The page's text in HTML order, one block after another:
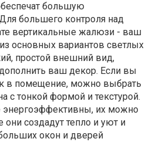
большую
большего контроля над
вертикальные жалюзи - ваш
основных вариантов светлых
простой внешний вид,
ваш декор. Если вы
в помещение, можно выбрать
с тонкой формой и текстурой.
их можно
они создадут тепло и уют и
окон и дверей